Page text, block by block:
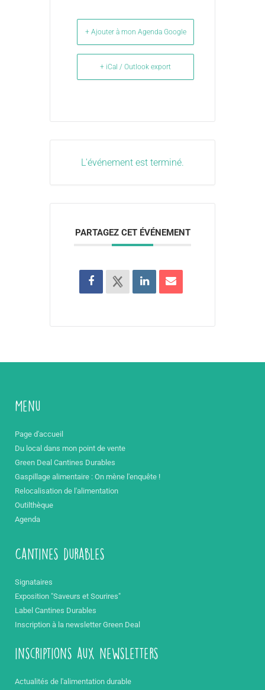
+ Ajouter à mon Agenda Google
+ iCal / Outlook export
L'événement est terminé.
PARTAGEZ CET ÉVÉNEMENT
Menu
Page d'accueil
Du local dans mon point de vente
Green Deal Cantines Durables
Gaspillage alimentaire : On mène l'enquête !
Relocalisation de l'alimentation
Outilthèque
Agenda
Cantines durables
Signataires
Exposition "Saveurs et Sourires"
Label Cantines Durables
Inscription à la newsletter Green Deal
inscriptions aux newsletters
Actualités de l'alimentation durable